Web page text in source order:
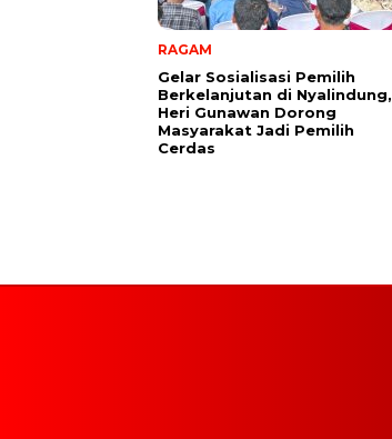
RAGAM
Gelar Sosialisasi Pemilih
Berkelanjutan di Nyalindung,
Heri Gunawan Dorong
Masyarakat Jadi Pemilih
Cerdas